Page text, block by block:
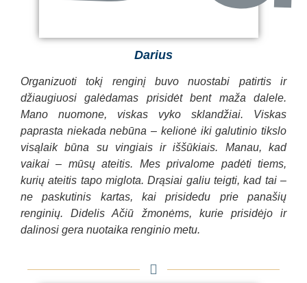
Darius
Organizuoti tokį renginį buvo nuostabi patirtis ir
džiaugiuosi galėdamas prisidėt bent maža dalele.
Mano nuomone, viskas vyko sklandžiai. Viskas
paprasta niekada nebūna – kelionė iki galutinio tikslo
visąlaik būna su vingiais ir iššūkiais. Manau, kad
vaikai – mūsų ateitis. Mes privalome padėti tiems,
kurių ateitis tapo miglota. Drąsiai galiu teigti, kad tai –
ne paskutinis kartas, kai prisidedu prie panašių
renginių. Didelis Ačiū žmonėms, kurie prisidėjo ir
dalinosi gera nuotaika renginio metu.